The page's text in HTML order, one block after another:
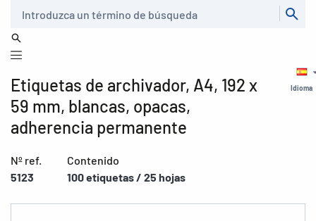
Idioma
Etiquetas de archivador, A4, 192 x
59 mm, blancas, opacas,
adherencia permanente
Nº ref.
5123
Contenido
100 etiquetas / 25 hojas